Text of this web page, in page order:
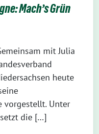
Mach’s Grün
mit Julia
heute
vorgestellt. Unter
setzt die […]